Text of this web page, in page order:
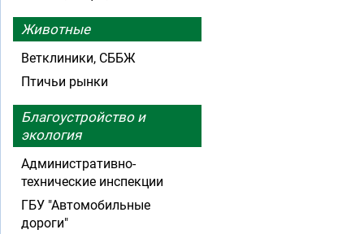
Животные
Ветклиники, СББЖ
Птичьи рынки
Благоустройство и
экология
Административно-
технические инспекции
ГБУ "Автомобильные
дороги"